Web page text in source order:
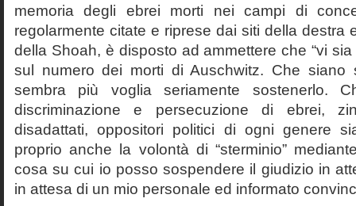
memoria degli ebrei morti nei campi di
regolarmente citate e riprese dai siti della destra
della Shoah, è disposto ad ammettere che “vi
sul numero dei morti di Auschwitz. Che siano
sembra più voglia seriamente sostenerlo.
discriminazione e persecuzione di ebrei,
disadattati, oppositori politici di ogni genere
proprio anche la volontà di “sterminio”
cosa su cui io posso sospendere il giudizio in
in attesa di un mio personale ed informato